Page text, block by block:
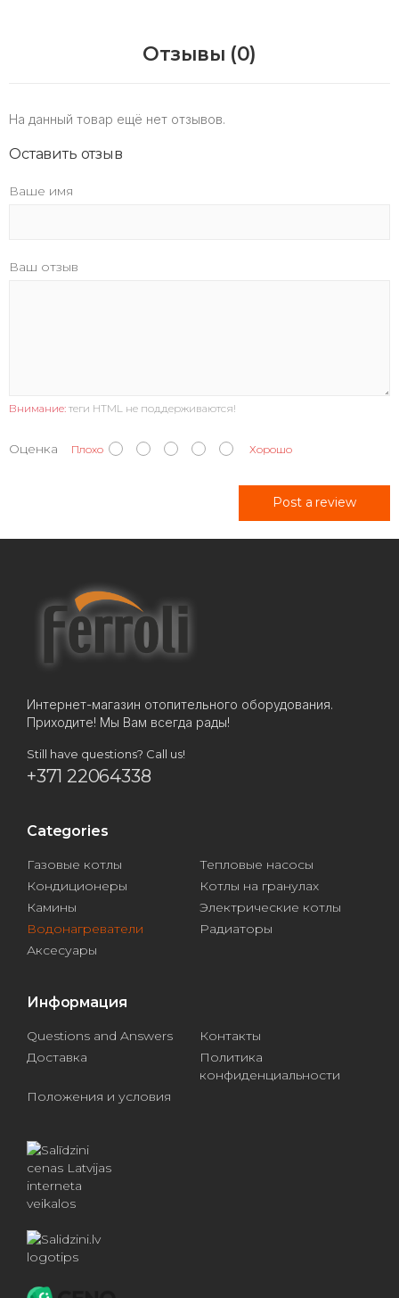
Отзывы (0)
На данный товар ещё нет отзывов.
Оставить отзыв
Ваше имя
Ваш отзыв
Внимание: теги HTML не поддерживаются!
Оценка Плохо Хорошо
Post a review
Интернет-магазин отопительного оборудования.
Приходите! Мы Вам всегда рады!
Still have questions? Call us!
+371 22064338
Categories
Газовые котлы
Тепловые насосы
Кондиционеры
Котлы на гранулах
Камины
Электрические котлы
Водонагреватели
Радиаторы
Аксесуары
Информация
Questions and Answers
Контакты
Доставка
Политика
конфиденциальности
Положения и условия